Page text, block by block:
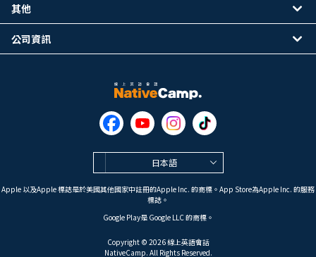
日本語
Apple 以及Apple 標誌是於美國其他國家中註冊的Apple Inc. 的商標。App Store為Apple Inc. 的服務
標誌。
Google Play是 Google LLC 的商標。
Copyright © 2026 線上英語會話
NativeCamp. All Rights Reserved.
其他
公司資訊